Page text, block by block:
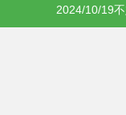
2024/10/19